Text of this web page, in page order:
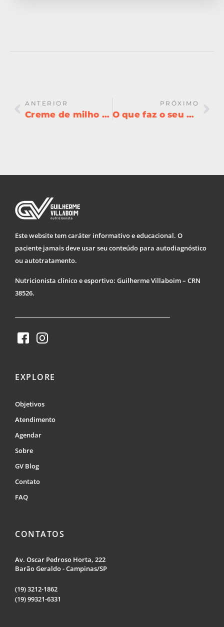
ANTERIOR
Creme de milho Fit
PRÓXIMO
O que faz o seu hambúguer calórico não é o pão
Este website tem caráter informativo e educacional. O
paciente jamais deve usar seu conteúdo para autodiagnóstico
ou autotratamento.
Nutricionista clínico e esportivo: Guilherme Villaboim – CRN
38526.
EXPLORE
Objetivos
Atendimento
Agendar
Sobre
GV Blog
Contato
FAQ
CONTATOS
Av. Oscar Pedroso Horta, 222
Barão Geraldo - Campinas/SP
(19) 3212-1862
(19) 99321-6331